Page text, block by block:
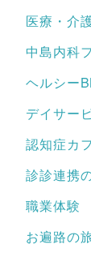
医療・介
中島内科
ヘルシー
デイサー
認知症カ
診診連携
職業体験
お遍路の